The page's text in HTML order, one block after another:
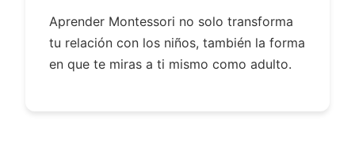
Aprender Montessori no solo transforma
tu relación con los niños, también la forma
en que te miras a ti mismo como adulto.